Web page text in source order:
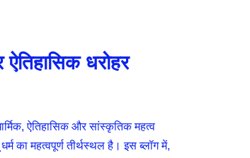
धरोहर
ऐतिहासिक और सांस्कृतिक महत्व
का महत्वपूर्ण तीर्थस्थल है। इस ब्लॉग में,